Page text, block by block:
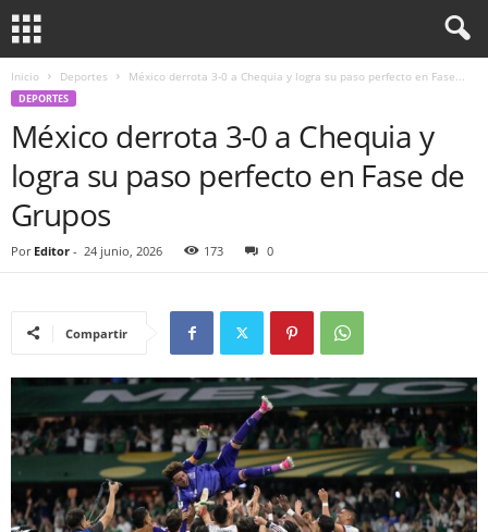
Inicio Deportes México derrota 3-0 a Chequia y logra su paso perfecto en Fase...
DEPORTES
México derrota 3-0 a Chequia y
logra su paso perfecto en Fase de
Grupos
Por Editor - 24 junio, 2026 173 0
Compartir